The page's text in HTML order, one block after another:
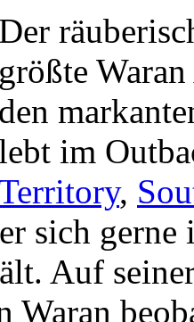
Der
größte
den
im
,
sich gerne
Auf
Waran